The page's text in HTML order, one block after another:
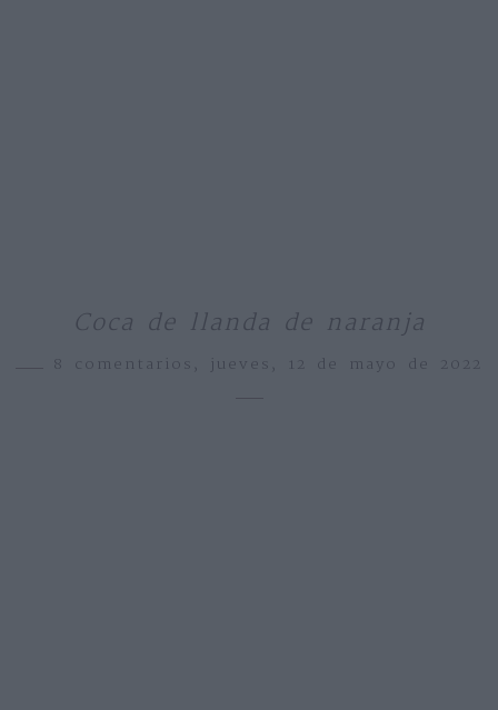
Coca de llanda de naranja
8 comentarios, jueves, 12 de mayo de 2022